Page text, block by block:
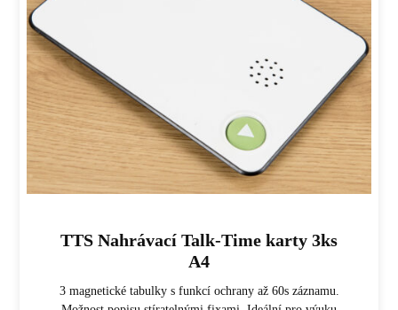
TTS Nahrávací Talk-Time karty 3ks
A4
3 magnetické tabulky s funkcí ochrany až 60s záznamu.